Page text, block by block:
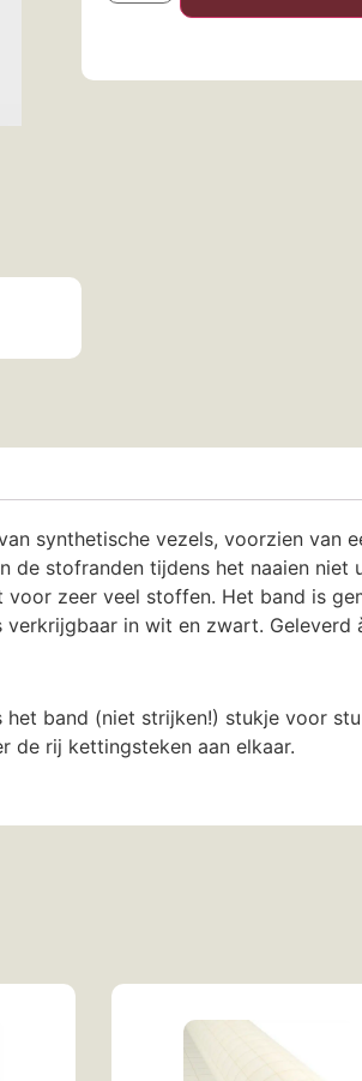
synthetische vezels, voorzien van
stofranden tijdens het naaien
zeer veel stoffen. Het band is
in wit en zwart. Geleverd
band (niet strijken!) stukje voor
de rij kettingsteken aan elkaar.